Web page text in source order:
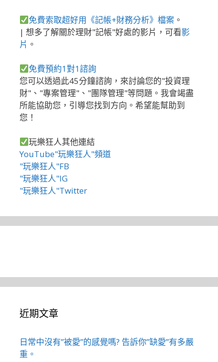
免費索取超好用《記帳+財務分析》檔案 。
| 想多了解關於理財"記帳"好處的影片，可看影
片 。
免費預約1對1諮詢
您可以透過此45分鐘諮詢，來討論您的"投資理
財"、"專案管理"、"團隊管理"等問題。我會竭盡
所能協助您，引導您找到方向。希望能幫助到
您！
玩樂狂人其他連結
YouTube"玩樂狂人"頻道
"玩樂狂人"FB
"玩樂狂人"IG
"玩樂狂人"Twitter
近期文章
日常中沒有”被愛”的感覺嗎? 告訴你”缺愛”有多嚴
重。